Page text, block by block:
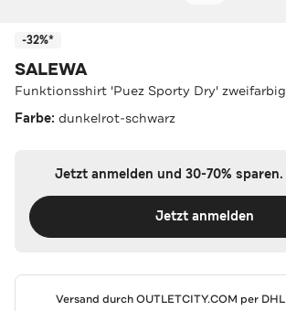
-32%*
SALEWA
Funktionsshirt 'Puez Sporty Dry' zweifarbig
Farbe: dunkelrot-schwarz
Jetzt anmelden und 30-70% sparen.
Jetzt anmelden
Versand durchOUTLETCITY.COM per DHL